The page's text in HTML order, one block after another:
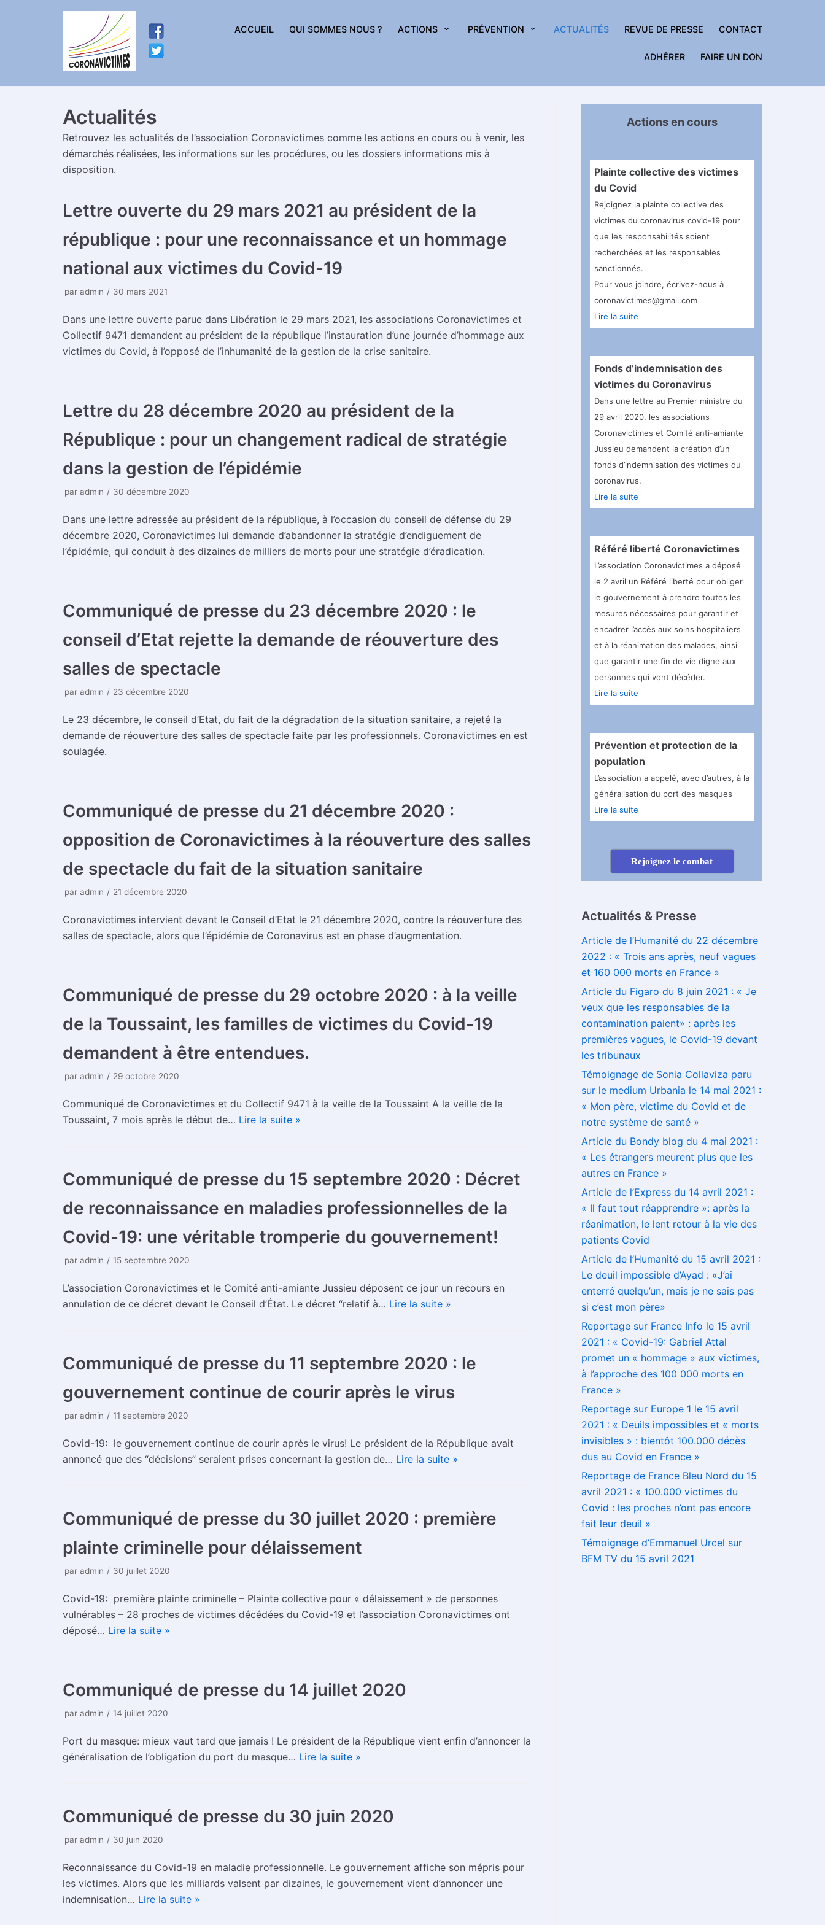
ACCUEIL QUI SOMMES NOUS ? ACTIONS PRÉVENTION ACTUALITÉS REVUE DE PRESSE CONTACT
ADHÉRER FAIRE UN DON
Actualités
Retrouvez les actualités de l’association Coronavictimes comme les actions en cours ou à venir, les
démarchés réalisées, les informations sur les procédures, ou les dossiers informations mis à
disposition.
Lettre ouverte du 29 mars 2021 au président de la
république : pour une reconnaissance et un hommage
national aux victimes du Covid-19
par admin 30 mars 2021
Dans une lettre ouverte parue dans Libération le 29 mars 2021, les associations Coronavictimes et
Collectif 9471 demandent au président de la république l’instauration d’une journée d’hommage aux
victimes du Covid, à l’opposé de l’inhumanité de la gestion de la crise sanitaire.
Lettre du 28 décembre 2020 au président de la
République : pour un changement radical de stratégie
dans la gestion de l’épidémie
par admin 30 décembre 2020
Dans une lettre adressée au président de la république, à l’occasion du conseil de défense du 29
décembre 2020, Coronavictimes lui demande d’abandonner la stratégie d’endiguement de
l’épidémie, qui conduit à des dizaines de milliers de morts pour une stratégie d’éradication.
Communiqué de presse du 23 décembre 2020 : le
conseil d’Etat rejette la demande de réouverture des
salles de spectacle
par admin 23 décembre 2020
Le 23 décembre, le conseil d’Etat, du fait de la dégradation de la situation sanitaire, a rejeté la
demande de réouverture des salles de spectacle faite par les professionnels. Coronavictimes en est
soulagée.
Communiqué de presse du 21 décembre 2020 :
opposition de Coronavictimes à la réouverture des salles
de spectacle du fait de la situation sanitaire
par admin 21 décembre 2020
Coronavictimes intervient devant le Conseil d’Etat le 21 décembre 2020, contre la réouverture des
salles de spectacle, alors que l’épidémie de Coronavirus est en phase d’augmentation.
Communiqué de presse du 29 octobre 2020 : à la veille
de la Toussaint, les familles de victimes du Covid-19
demandent à être entendues.
par admin 29 octobre 2020
Communiqué de Coronavictimes et du Collectif 9471 à la veille de la Toussaint A la veille de la
Toussaint, 7 mois après le début de… Lire la suite »
Communiqué de presse du 15 septembre 2020 : Décret
de reconnaissance en maladies professionnelles de la
Covid-19: une véritable tromperie du gouvernement!
par admin 15 septembre 2020
L’association Coronavictimes et le Comité anti-amiante Jussieu déposent ce jour un recours en
annulation de ce décret devant le Conseil d’État. Le décret “relatif à… Lire la suite »
Communiqué de presse du 11 septembre 2020 : le
gouvernement continue de courir après le virus
par admin 11 septembre 2020
Covid-19: le gouvernement continue de courir après le virus! Le président de la République avait
annoncé que des “décisions” seraient prises concernant la gestion de… Lire la suite »
Communiqué de presse du 30 juillet 2020 : première
plainte criminelle pour délaissement
par admin 30 juillet 2020
Covid-19: première plainte criminelle – Plainte collective pour « délaissement » de personnes
vulnérables – 28 proches de victimes décédées du Covid-19 et l’association Coronavictimes ont
déposé… Lire la suite »
Communiqué de presse du 14 juillet 2020
par admin 14 juillet 2020
Port du masque: mieux vaut tard que jamais ! Le président de la République vient enfin d’annoncer la
généralisation de l’obligation du port du masque… Lire la suite »
Communiqué de presse du 30 juin 2020
par admin 30 juin 2020
Reconnaissance du Covid-19 en maladie professionnelle. Le gouvernement affiche son mépris pour
les victimes. Alors que les milliards valsent par dizaines, le gouvernement vient d’annoncer une
indemnisation… Lire la suite »
Actions en cours
Plainte collective des victimes
du Covid
Rejoignez la plainte collective des
victimes du coronavirus covid-19 pour
que les responsabilités soient
recherchées et les responsables
sanctionnés.
Pour vous joindre, écrivez-nous à
coronavictimes@gmail.com
Lire la suite
Fonds d’indemnisation des
victimes du Coronavirus
Dans une lettre au Premier ministre du
29 avril 2020, les associations
Coronavictimes et Comité anti-amiante
Jussieu demandent la création d’un
fonds d’indemnisation des victimes du
coronavirus.
Lire la suite
Référé liberté Coronavictimes
L’association Coronavictimes a déposé
le 2 avril un Référé liberté pour obliger
le gouvernement à prendre toutes les
mesures nécessaires pour garantir et
encadrer l’accès aux soins hospitaliers
et à la réanimation des malades, ainsi
que garantir une fin de vie digne aux
personnes qui vont décéder.
Lire la suite
Prévention et protection de la
population
L’association a appelé, avec d’autres, à la
généralisation du port des masques
Lire la suite
Rejoignez le combat
Actualités & Presse
Article de l’Humanité du 22 décembre
2022 : « Trois ans après, neuf vagues
et 160 000 morts en France »
Article du Figaro du 8 juin 2021 : « Je
veux que les responsables de la
contamination paient» : après les
premières vagues, le Covid-19 devant
les tribunaux
Témoignage de Sonia Collaviza paru
sur le medium Urbania le 14 mai 2021 :
« Mon père, victime du Covid et de
notre système de santé »
Article du Bondy blog du 4 mai 2021 :
« Les étrangers meurent plus que les
autres en France »
Article de l’Express du 14 avril 2021 :
« Il faut tout réapprendre »: après la
réanimation, le lent retour à la vie des
patients Covid
Article de l’Humanité du 15 avril 2021 :
Le deuil impossible d’Ayad : «J’ai
enterré quelqu’un, mais je ne sais pas
si c’est mon père»
Reportage sur France Info le 15 avril
2021 : « Covid-19: Gabriel Attal
promet un « hommage » aux victimes,
à l’approche des 100 000 morts en
France »
Reportage sur Europe 1 le 15 avril
2021 : « Deuils impossibles et « morts
invisibles » : bientôt 100.000 décès
dus au Covid en France »
Reportage de France Bleu Nord du 15
avril 2021 : « 100.000 victimes du
Covid : les proches n’ont pas encore
fait leur deuil »
Témoignage d’Emmanuel Urcel sur
BFM TV du 15 avril 2021